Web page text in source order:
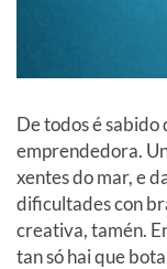
De todos é sabido
emprendedora.
xentes do mar, e
dificultades con
creativa, tamén.
tan só hai que